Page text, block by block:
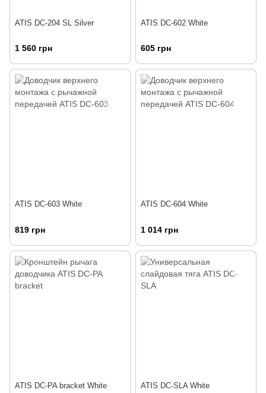
ATIS DC-204 SL Silver
1 560 грн
ATIS DC-602 White
605 грн
ATIS DC-603 White
819 грн
ATIS DC-604 White
1 014 грн
ATIS DC-PA bracket White ATIS DC-SLA White